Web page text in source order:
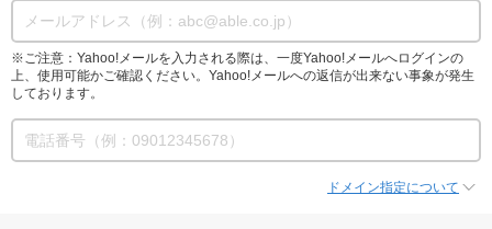
※ご注意：Yahoo!メールを入力される際は、一度Yahoo!メールへログインの
上、使用可能かご確認ください。Yahoo!メールへの返信が出来ない事象が発生
しております。
ドメイン指定について